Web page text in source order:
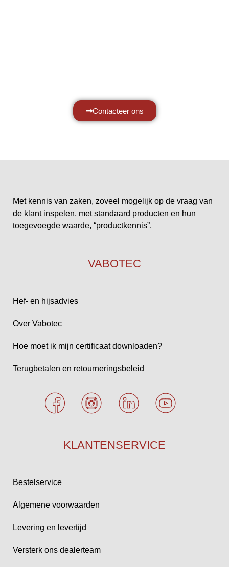
Contacteer ons
Met kennis van zaken, zoveel mogelijk op de vraag van
de klant inspelen, met standaard producten en hun
toegevoegde waarde, “productkennis”.
VABOTEC
Hef- en hijsadvies
Over Vabotec
Hoe moet ik mijn certificaat downloaden?
Terugbetalen en retourneringsbeleid
KLANTENSERVICE
Bestelservice
Algemene voorwaarden
Levering en levertijd
Versterk ons dealerteam